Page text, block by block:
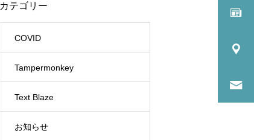
カテゴリー
COVID
Tampermonkey
Text Blaze
お知らせ